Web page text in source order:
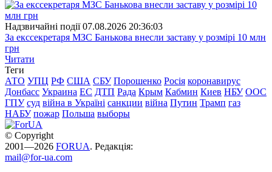
Надзвичайні події 07.08.2026 20:36:03
За екссекретаря МЗС Банькова внесли заставу у розмірі 10 млн
грн
Читати
Теги
АТО УПЦ РФ США СБУ Порошенко Росія коронавирус
Донбасс Украина ЕС ДТП Рада Крым Кабмин Киев НБУ ООС
ГПУ суд війна в Україні санкции війна Путин Трамп газ
НАБУ пожар Польша выборы
© Copyright
2001—2026 FORUA. Редакція:
mail@for-ua.com